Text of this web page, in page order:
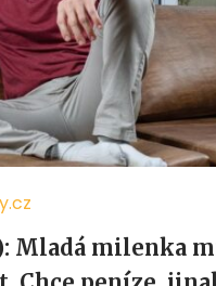
Mladá milenka